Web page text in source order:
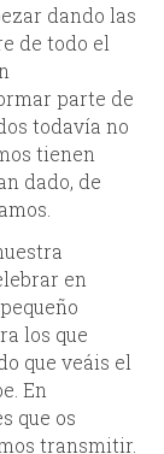
dando las
de todo el
parte de
todavía no
tienen
dado, de
en
los que
que veáis el
En
que os
transmitir.